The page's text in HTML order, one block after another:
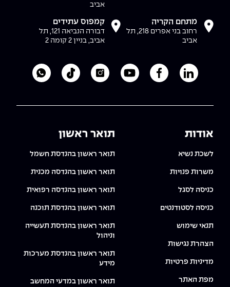
אביב
מתחם הקריה
רחוב בני אפרים 218, תל
אביב
קמפוס עתידים
דבורה הנביאה 121, תל
אביב, בניין 2 קומה 2
לעמוד הלינקדאין של מכללת אפקה
לעמוד הפייסבוק של מכללת אפקה
לעמוד היוטיוב של מכללת אפקה
לעמוד האינסטגרם של
לעמוד הטיקטוק
אודות
לשכת נשיא
משרות פנויות
כניסה לסגל
כניסה לסטודנטים
תנאי שימוש
הצהרת נגישות
מדיניות פרטיות
מפת האתר
תואר ראשון
תואר ראשון בהנדסת חשמל
תואר ראשון בהנדסה מכנית
תואר ראשון בהנדסה רפואית
תואר ראשון בהנדסת תוכנה
תואר ראשון בהנדסת תעשייה
וניהול
תואר ראשון בהנדסת מערכות
מידע
תואר ראשון במדעי המחשב